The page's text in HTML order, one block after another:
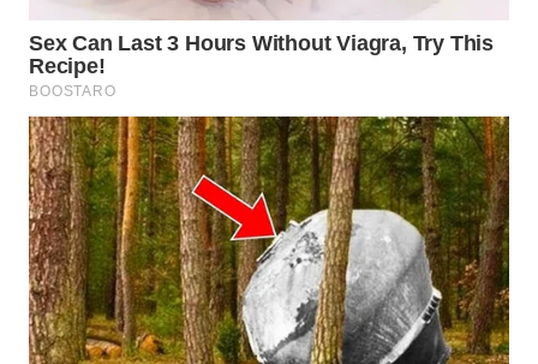
WN
CIREBON
WN
INDRAMAYU
WN
KUNINGAN
WN
MAJALENGKA